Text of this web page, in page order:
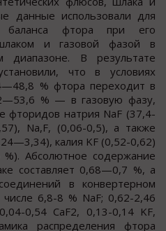
данные использовали для
баланса фтора при его
и газовой фазой в
диапазоне. В результате
что в условиях
% фтора переходит в
% — в газовую фазу,
фторидов натрия NaF (37,4-
Na,F, (0,06-0,5), а также
калия KF (0,52-0,62)
%). Абсолютное содержание
составляет 0,68—0,7 %, а
в конвертерном
6,8-8 % NaF; 0,62-2,46
0,54 CaF2, 0,13-0,14 KF,
распределения фтора